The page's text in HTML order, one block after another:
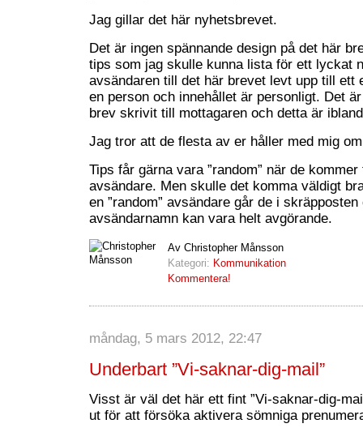
Jag gillar det här nyhetsbrevet.
Det är ingen spännande design på det här
tips som jag skulle kunna lista för ett lyckat
avsändaren till det här brevet levt upp till ett
en person och innehållet är personligt. Det
brev skrivit till mottagaren och detta är
Jag tror att de flesta av er håller med mig
Tips får gärna vara ”random” när de
avsändare. Men skulle det komma väldigt
en ”random” avsändare går de i
avsändarnamn kan vara helt avgörande.
Av Christopher Månsson
Kategori: Kommunikation
Kommentera!
måndag, 5 mars 2012, 22:47
Underbart ”Vi-saknar-dig-mail”
Visst är väl det här ett fint ”Vi-saknar-dig-
ut för att försöka aktivera sömniga